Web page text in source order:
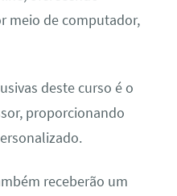
meio de computador,
deste curso é o
proporcionando
receberão um